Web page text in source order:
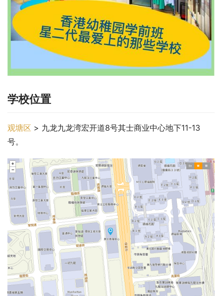
学校位置
观塘区 > 九龙九龙湾宏开道8号其士商业中心地下11-13
号。